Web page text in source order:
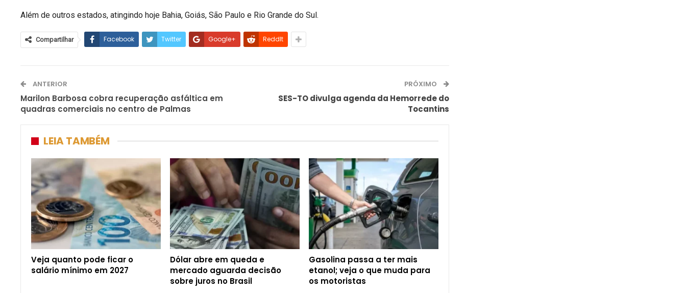
Além de outros estados, atingindo hoje Bahia, Goiás, São Paulo e Rio Grande do Sul.
Compartilhar Facebook Twitter Google+ ReddIt
ANTERIOR
Marilon Barbosa cobra recuperação asfáltica em
quadras comerciais no centro de Palmas
PRÓXIMO
SES-TO divulga agenda da Hemorrede do
Tocantins
LEIA TAMBÉM
Veja quanto pode ficar o
salário mínimo em 2027
Dólar abre em queda e
mercado aguarda decisão
sobre juros no Brasil
Gasolina passa a ter mais
etanol; veja o que muda para
os motoristas